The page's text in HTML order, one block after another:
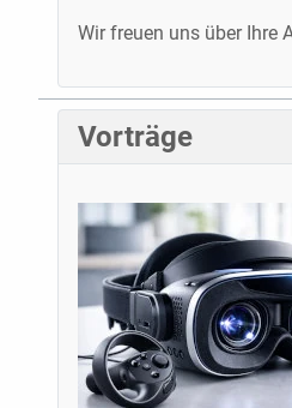
Wir freuen uns über Ihre
Vorträge